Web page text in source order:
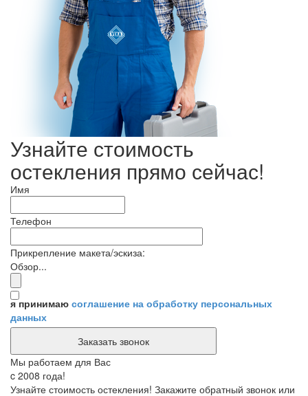
Узнайте стоимость
остекления прямо сейчас!
Имя
Телефон
Прикрепление макета/эскиза:
Обзор...
я принимаю соглашение на обработку персональных
данных
Мы работаем для Вас
c 2008 года!
Узнайте стоимость остекления! Закажите обратный звонок или